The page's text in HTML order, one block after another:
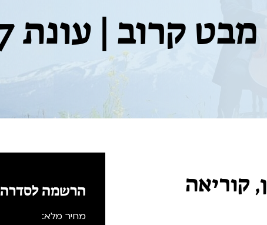
קרוב | עונת 26/27
קוריאה
הרשמה לסדרה
מחיר מלא: